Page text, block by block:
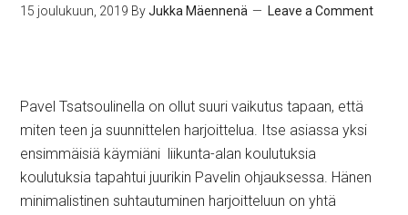
15 joulukuun, 2019 ByJukka Mäennenä Leave a Comment
Pavel Tsatsoulinella on ollut suuri vaikutus tapaan, että
miten teen ja suunnittelen harjoittelua. Itse asiassa yksi
ensimmäisiä käymiäni liikunta-alan koulutuksia
koulutuksia tapahtui juurikin Pavelin ohjauksessa. Hänen
minimalistinen suhtautuminen harjoitteluun on yhtä